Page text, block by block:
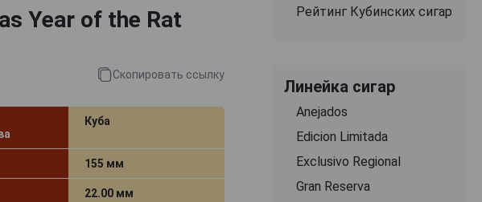
Year of the Rat
Скопировать ссылку
Куба
155 мм
22.00 мм
Рейтинг Кубинских сигар
Линейка сигар
Anejados
Edicion Limitada
Exclusivo Regional
Gran Reserva